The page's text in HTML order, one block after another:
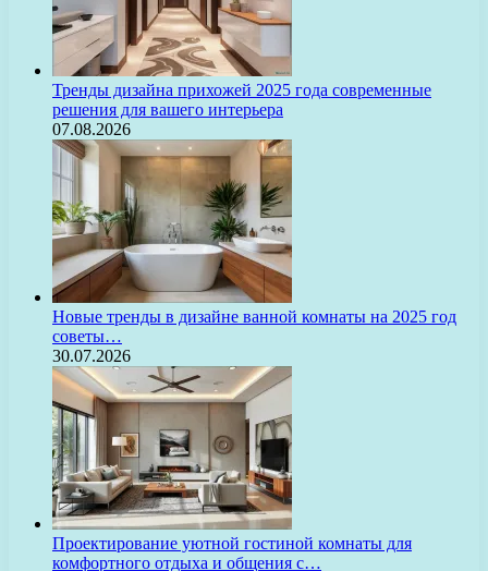
Тренды дизайна прихожей 2025 года современные
решения для вашего интерьера
07.08.2026
Новые тренды в дизайне ванной комнаты на 2025 год
советы…
30.07.2026
Проектирование уютной гостиной комнаты для
комфортного отдыха и общения с…